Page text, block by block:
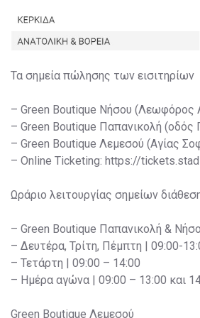
Τα σημεία πώλησης των εισιτηρίων
– Green Boutique Νήσου (Λεωφόρος
– Green Boutique Παπανικολή (οδός
– Green Boutique Λεμεσού (Αγίας
– Online Ticketing: https://
Ωράριο λειτουργίας σημείων
– Green Boutique Παπανικολή &
– Δευτέρα, Τρίτη, Πέμπτη | 09:00-
– Τετάρτη | 09:00 – 14:00
– Ημέρα αγώνα | 09:00 – 13:00 και
Green Boutique Λεμεσού